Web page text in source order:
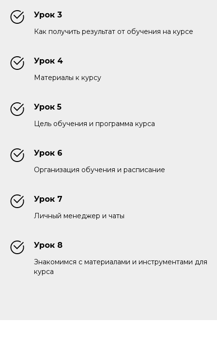
Урок 3
Как получить результат от обучения на курсе
Урок 4
Материалы к курсу
Урок 5
Цель обучения и программа курса
Урок 6
Организация обучения и расписание
Урок 7
Личный менеджер и чаты
Урок 8
Знакомимся с материалами и инструментами для
курса